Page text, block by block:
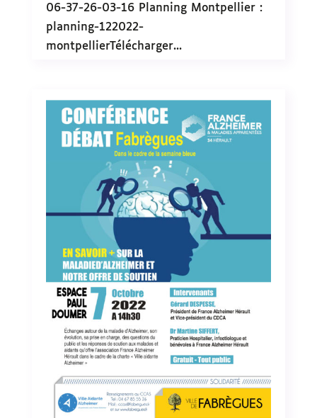
06-37-26-03-16 Planning Montpellier :
planning-122022-
montpellierTélécharger...